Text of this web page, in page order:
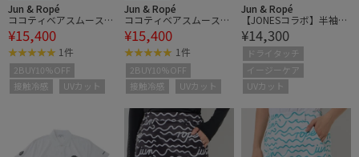
Jun & Ropé
ココティベアスムースプ
リント半袖シャツ/UV・
接触冷感・吸水
¥15,400
1件
2BUY10%OFF
接触冷感
UVカット
Jun & Ropé
ココティベアスムースプ
リント半袖シャツ/UV・
接触冷感・吸水
¥15,400
1件
2BUY10%OFF
接触冷感
UVカット
Jun & Ropé
【JONESコラボ】半袖ポ
ロシャツ/UV・速乾・ユ
ニセックス
¥14,300
ドライタッチ
イージーケア
UVカット